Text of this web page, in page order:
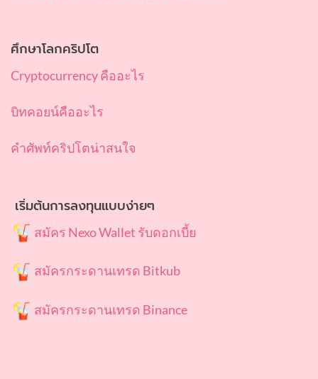
ศึกษาโลกคริปโต
Cryptocurrency คืออะไร
บิทคอยน์คืออะไร
คำศัพท์คริปโตน่าสนใจ
เริ่มต้นการลงทุนแบบง่ายๆ
สมัคร Nexo Wallet รับดอกเบี้ย
สมัครกระดานเทรด Bitkub
สมัครกระดานเทรด Binance